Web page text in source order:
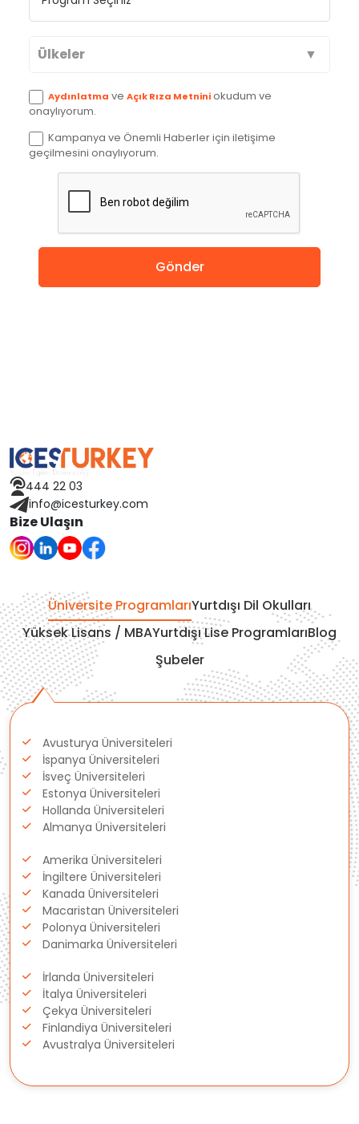
Ülkeler
Avustralya
Kanada
İngiltere
Amerika
Avusturya
Finlandiya
Çekya
İrlanda
İsviçre
Polonya
Fransa
Litvanya
Letonya
Gürcistan
Estonya
İsveç
Danimarka
Avustralya
Aydınlatma ve Açık Rıza Metniniokudum ve
onaylıyorum.
Kampanya ve Önemli Haberler için iletişime
geçilmesini onaylıyorum.
Gönder
444 22 03
info@icesturkey.com
Bize Ulaşın
Üniversite ProgramlarıYurtdışı Dil Okulları
Yüksek Lisans / MBAYurtdışı Lise ProgramlarıBlog
Şubeler
Avusturya Üniversiteleri
İspanya Üniversiteleri
İsveç Üniversiteleri
Estonya Üniversiteleri
Hollanda Üniversiteleri
Almanya Üniversiteleri
Amerika Üniversiteleri
İngiltere Üniversiteleri
Kanada Üniversiteleri
Macaristan Üniversiteleri
Polonya Üniversiteleri
Danimarka Üniversiteleri
İrlanda Üniversiteleri
İtalya Üniversiteleri
Çekya Üniversiteleri
Finlandiya Üniversiteleri
Avustralya Üniversiteleri